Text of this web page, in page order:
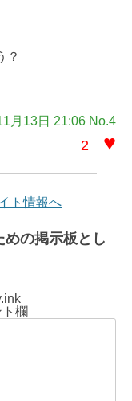
？
月13日 21:06 No.4
2 ♥
ト情報へ
の掲示板とし
欄